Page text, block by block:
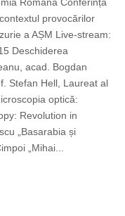
provocărilor
a AȘM Live-stream:
Deschiderea
acad. Bogdan
Stefan Hell, Laureat al
optică:
Revolution in
„Basarabia și
„Mihai...